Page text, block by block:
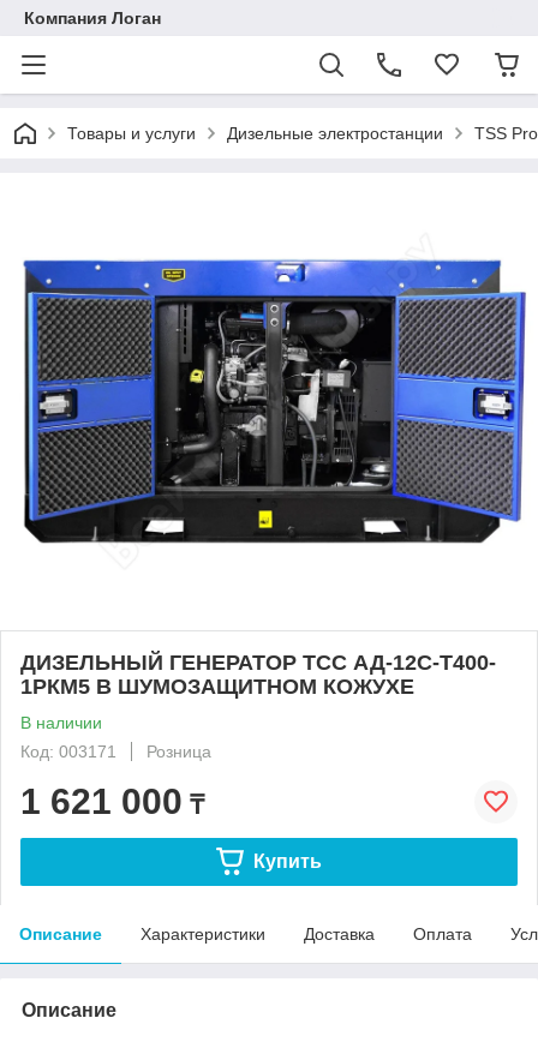
Компания Логан
Товары и услуги Дизельные электростанции TSS
ДИЗЕЛЬНЫЙ ГЕНЕРАТОР ТСС АД-12С-Т400-
1РКМ5 В ШУМОЗАЩИТНОМ КОЖУХЕ
В наличии
Код: 003171
Розница
1 621 000 ₸
Купить
Описание Характеристики Доставка Оплата
Описание